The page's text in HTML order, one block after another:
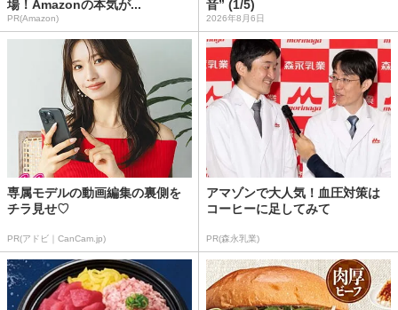
場！Amazonの本気が...
PR(Amazon)
音” (1/5)
2026年8月6日
専属モデルの動画編集の裏側を
チラ見せ♡
PR(アドビ｜CanCam.jp)
アマゾンで大人気！血圧対策は
コーヒーに足してみて
PR(森永乳業)